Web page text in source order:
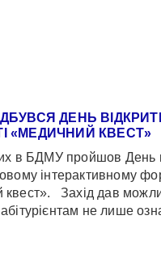
ДЕНЬ
«МЕДИЧНИЙ КВЕСТ»
в БДМУ пройшов День
інтерактивному
Захід дав
не лише